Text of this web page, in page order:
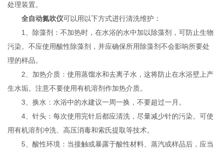
处理装置。
全自动氮吹仪可以用以下方式进行清洗维护：
1、除藻剂：不加热时，在水浴的水中加以除藻剂，可防止生物
污染。不应使用酸性除藻剂，并应确保所用除藻剂不会影响所要处
理的样品。
2、加热介质：使用蒸馏水和去离子水，这将防止在水浴壁上产
生水垢。注意不要使用有机溶剂作加热介质。
3、换水：水浴中的水建议一周一换，不要超过一月。
4、针头：每次使用完针后都应清洗，尽量减少针的污染。可使
用有机溶剂冲洗、高压消毒和索氏提取等技术。
5、酸性环境：当接触或暴露于酸性材料、蒸汽或样品后，应当